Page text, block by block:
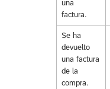
una
factura.
Se ha
devuelto
una factura
de la
compra.